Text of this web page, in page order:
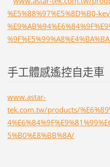
%E5%88%97%E5%8D%B0-
手工體感遙控自走車
www.astar-
tek.com.tw/products/
5%B0%E8%BB%8A/